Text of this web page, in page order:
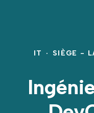
IT · SIÈGE -